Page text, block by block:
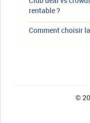
rentable ?
Comment choisir
©